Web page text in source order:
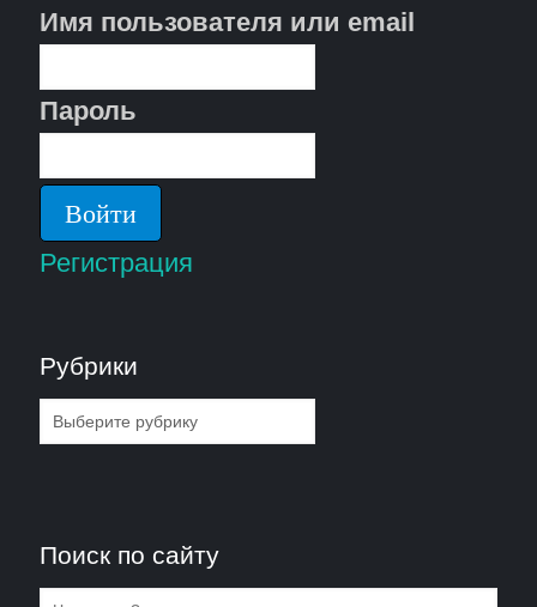
Имя пользователя или email
Пароль
Регистрация
Рубрики
Рубрики
Поиск по сайту